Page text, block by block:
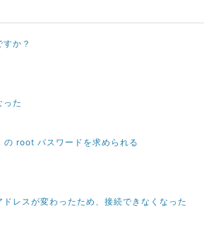
か？
った
root パスワードを求められる
スが変わったため、接続できなくなった